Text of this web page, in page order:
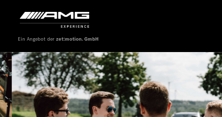
Ein Angebot der zet:motion. GmbH